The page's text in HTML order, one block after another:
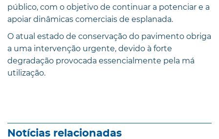
público, com o objetivo de continuar a potenciar e a
apoiar dinâmicas comerciais de esplanada.
O atual estado de conservação do pavimento obriga
a uma intervenção urgente, devido à forte
degradação provocada essencialmente pela má
utilização.
Notícias relacionadas